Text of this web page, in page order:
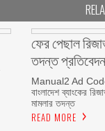
ফের পেছাল
তদন্ত
Manual2 Ad Code
বাংলাদেশ ব্যাংকের
মামলার তদন্ত
READ MORE